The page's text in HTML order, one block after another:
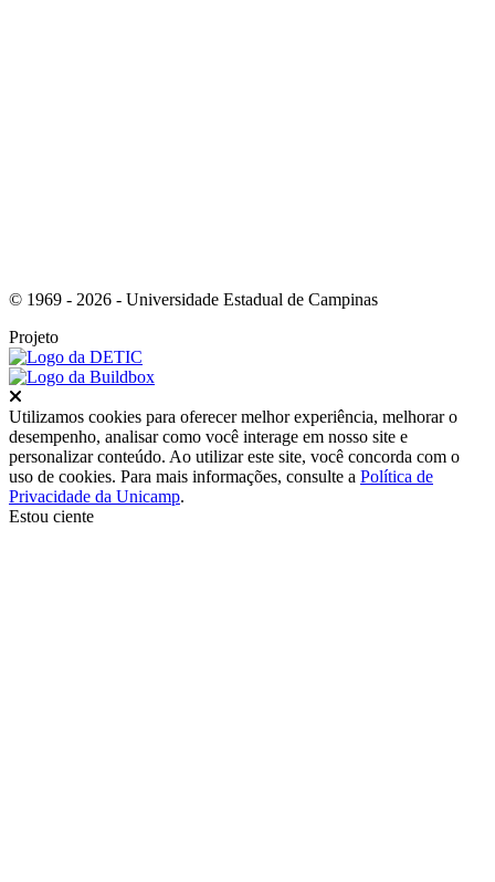
© 1969 - 2026 - Universidade Estadual de Campinas
Projeto
Utilizamos cookies para oferecer melhor experiência, melhorar o
desempenho, analisar como você interage em nosso site e
personalizar conteúdo. Ao utilizar este site, você concorda com o
uso de cookies. Para mais informações, consulte a Política de
Privacidade da Unicamp.
Estou ciente